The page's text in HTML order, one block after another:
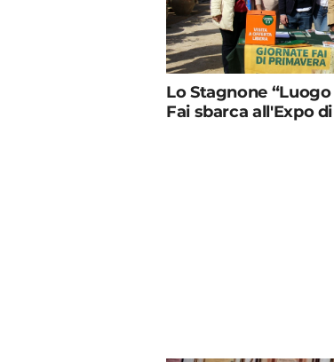
Lo Stagnone
Fai sbarca all'Expo